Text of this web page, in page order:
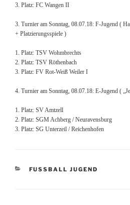
3. Platz: FC Wangen II
3. Turnier am Sonntag, 08.07.18: F-Jugend (
+ Platzierungsspiele )
1. Platz: TSV Wohmbrechts
2. Platz: TSV Röthenbach
3. Platz: FV Rot-Weiß Weiler I
4. Turnier am Sonntag, 08.07.18: E-Jugend (
1. Platz: SV Amtzell
2. Platz: SGM Achberg / Neuravensburg
3. Platz: SG Unterzeil / Reichenhofen
KATEGORIEN
FUSSBALL JUGEND